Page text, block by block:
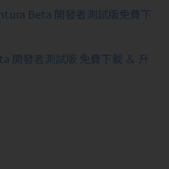
Beta 開發者測試版免費下
開發者測試版 免費下載 ＆ 升